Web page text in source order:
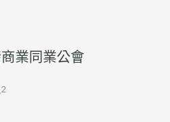
業同業公會